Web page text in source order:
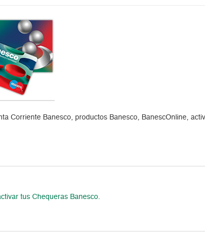
Corriente Banesco, productos Banesco, BanescOnline,
tus Chequeras Banesco.